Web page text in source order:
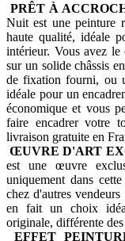
PRÊT À
Nuit est une peinture
haute qualité, idéale
intérieur. Vous avez
sur un solide châssis
de fixation fourni, ou
idéale pour un
économique et vous
faire encadrer votre
livraison gratuite en
ŒUVRE D'ART
est une œuvre
uniquement dans
chez d'autres
en fait un choix
originale, différente
EFFET